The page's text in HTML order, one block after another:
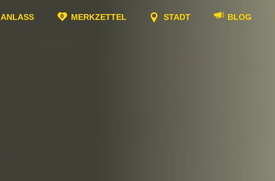
ANLASS MERKZETTEL STADT BLOG